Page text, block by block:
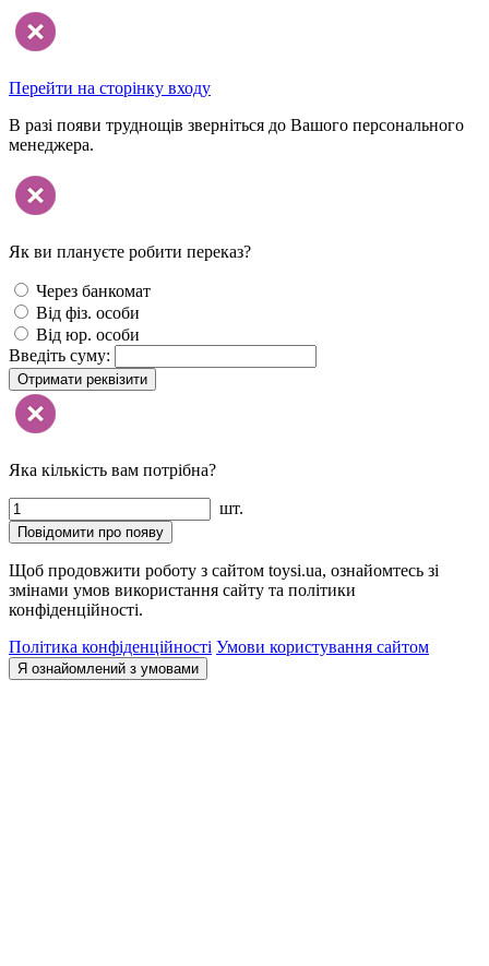
Перейти на сторінку входу
В разі появи труднощів зверніться до Вашого персонального
менеджера.
Як ви плануєте робити переказ?
Через банкомат
Від фіз. особи
Від юр. особи
Введіть суму:
Отримати реквізити
Яка кількість вам потрібна?
шт.
Повідомити про появу
Щоб продовжити роботу з сайтом toysi.ua, ознайомтесь зі
змінами умов використання сайту та політики
конфіденційності.
Політика конфіденційності Умови користування сайтом
Я ознайомлений з умовами